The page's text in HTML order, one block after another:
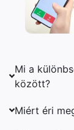
Mi a
között?
Miért éri